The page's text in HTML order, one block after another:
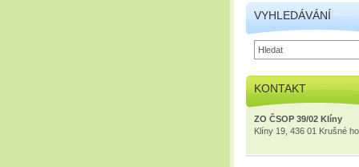
VYHLEDÁVÁNÍ
KONTAKT
ZO ČSOP 39/02 Klíny
Klíny 19, 436 01 Krušné